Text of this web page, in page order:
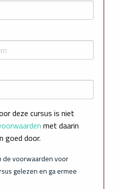
deze cursus is niet
met daarin
goed door.
de voorwaarden voor
gelezen en ga ermee